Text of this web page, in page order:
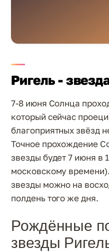
Ригель -
7-8 июня Солнца
который сейчас
благоприятных звёзд
Точное прохождение
звезды будет 7 июня в
московскому
звезды можно на
полдень того же дня.
Рождённые
звезды